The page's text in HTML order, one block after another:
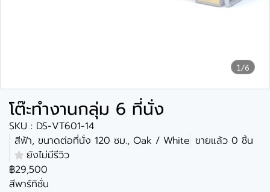
1/6
โต๊ะทำงานกลุ่ม 6 ที่นั่ง
SKU : DS-VT601-14
สีฟ้า, ขนาดต่อที่นั่ง 120 ซม., Oak / White ขายแล้ว 0 ชิ้น
ยังไม่มีรีวิว
฿29,500
สีพาร์ทิชั่น